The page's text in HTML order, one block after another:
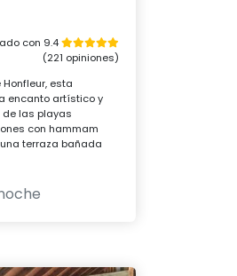
con 9.4
(221 opiniones)
esta
encanto artístico y
de las playas
con hammam
terraza bañada